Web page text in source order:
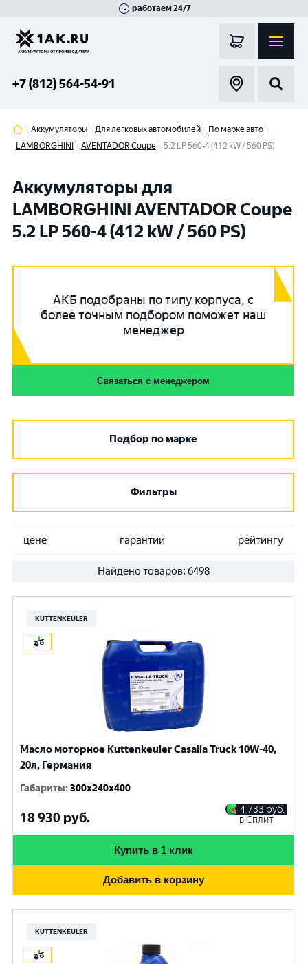
работаем 24/7
+7 (812) 564-54-91
Аккумуляторы Для легковых автомобилей
По марке авто
LAMBORGHINI
AVENTADOR Coupe 5.2 LP 560-4 (412 kW / 560 PS)
Аккумуляторы для
LAMBORGHINI AVENTADOR Coupe
5.2 LP 560-4 (412 kW / 560 PS)
АКБ подобраны по типу корпуса, с
более точным подбором поможет наш
менеджер
Связаться с менеджером
Подбор по марке
Фильтры
цене гарантии рейтингу
Найдено товаров: 6498
KUTTENKEULER
Масло моторное Kuttenkeuler Casalla Truck 10W-40,
20л, Германия
Габариты:300x240x400
18 930 руб.
4 733 руб.
в Сплит
Купить в 1 клик
Добавить в корзину
KUTTENKEULER
Гатчина